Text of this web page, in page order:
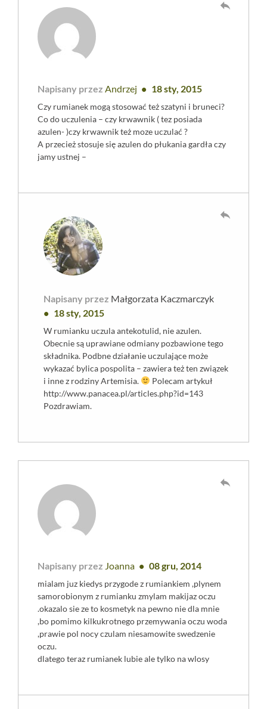
Napisany przez Andrzej 18 sty, 2015
Czy rumianek mogą stosować też szatyni i bruneci?
Co do uczulenia – czy krwawnik ( tez posiada
azulen- )czy krwawnik też moze uczulać ?
A przecież stosuje się azulen do płukania gardła czy
jamy ustnej –
reply
Napisany przez Małgorzata Kaczmarczyk
18 sty, 2015
W rumianku uczula antekotulid, nie azulen.
Obecnie są uprawiane odmiany pozbawione tego
składnika. Podbne działanie uczulające może
wykazać bylica pospolita – zawiera też ten związek
i inne z rodziny Artemisia.
Polecam artykuł
http://www.panacea.pl/articles.php?id=143
Pozdrawiam.
reply
Napisany przez Joanna 08 gru, 2014
mialam juz kiedys przygode z rumiankiem ,plynem
samorobionym z rumianku zmylam makijaz oczu
.okazalo sie ze to kosmetyk na pewno nie dla mnie
,bo pomimo kilkukrotnego przemywania oczu woda
,prawie pol nocy czulam niesamowite swedzenie
oczu.
dlatego teraz rumianek lubie ale tylko na wlosy
reply